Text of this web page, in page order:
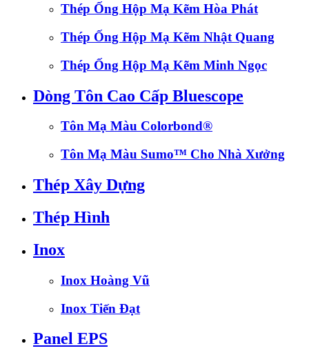
Thép Ống Hộp Mạ Kẽm Hòa Phát
Thép Ống Hộp Mạ Kẽm Nhật Quang
Thép Ống Hộp Mạ Kẽm Minh Ngọc
Dòng Tôn Cao Cấp Bluescope
Tôn Mạ Màu Colorbond®
Tôn Mạ Màu Sumo™ Cho Nhà Xưởng
Thép Xây Dựng
Thép Hình
Inox
Inox Hoàng Vũ
Inox Tiến Đạt
Panel EPS